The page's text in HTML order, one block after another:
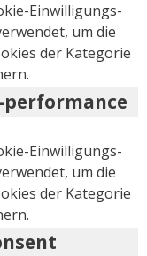
Einwilligungs-
um die
der Kategorie
Einwilligungs-
um die
der Kategorie